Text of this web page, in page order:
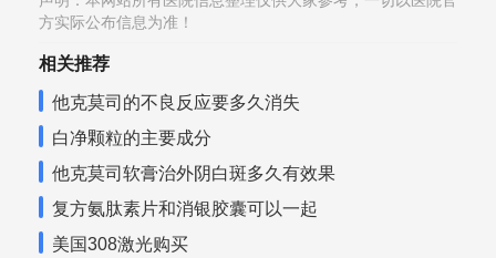
方实际公布信息为准！
相关推荐
他克莫司的不良反应要多久消失
白净颗粒的主要成分
他克莫司软膏治外阴白斑多久有效果
复方氨肽素片和消银胶囊可以一起
美国308激光购买